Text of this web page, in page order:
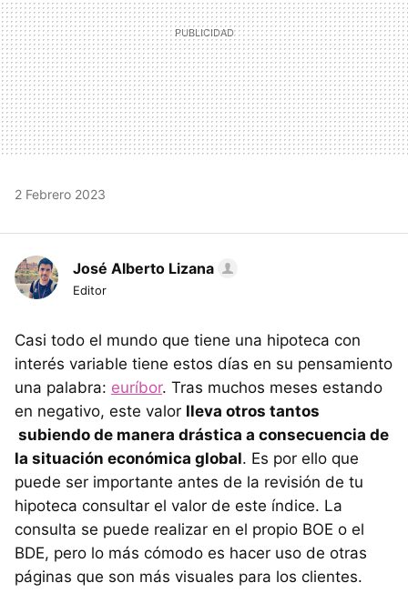
2 Febrero 2023
José Alberto Lizana
Editor
Casi todo el mundo que tiene una hipoteca con
interés variable tiene estos días en su pensamiento
una palabra: euríbor. Tras muchos meses estando
en negativo, este valor lleva otros tantos
subiendo de manera drástica a consecuencia de
la situación económica global. Es por ello que
puede ser importante antes de la revisión de tu
hipoteca consultar el valor de este índice. La
consulta se puede realizar en el propio BOE o el
BDE, pero lo más cómodo es hacer uso de otras
páginas que son más visuales para los clientes.